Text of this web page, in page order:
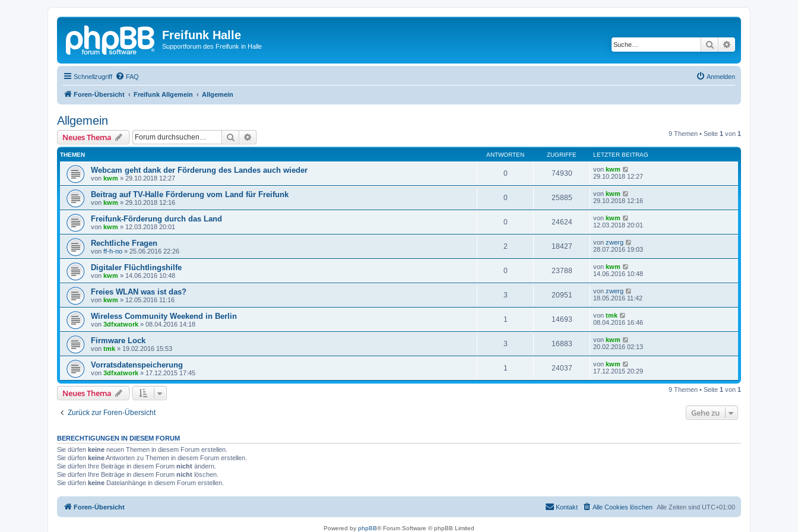
Freifunk Halle
Supportforum des Freifunk in Halle Suche
Schnellzugriff FAQ Anmelden
Foren-Übersicht Freifunk Allgemein Allgemein
Allgemein
Neues Thema Suche 9 Themen • Seite 1 von 1
THEMEN ANTWORTEN ZUGRIFFE LETZTER BEITRAG
Webcam geht dank der Förderung des Landes auch wieder
von kwm » 29.10.2018 12:27
0 74930 von kwm
29.10.2018 12:27
Beitrag auf TV-Halle Förderung vom Land für Freifunk
von kwm » 29.10.2018 12:16
0 25885 von kwm
29.10.2018 12:16
Freifunk-Förderung durch das Land
von kwm » 12.03.2018 20:01
0 24624 von kwm
12.03.2018 20:01
Rechtliche Fragen
von ff-h-no » 25.06.2016 22:26
2 18427 von zwerg
28.07.2016 19:03
Digitaler Flüchtlingshilfe
von kwm » 14.06.2016 10:48
0 23788 von kwm
14.06.2016 10:48
Freies WLAN was ist das?
von kwm » 12.05.2016 11:16
3 20951 von zwerg
18.05.2016 11:42
Wireless Community Weekend in Berlin
von 3dfxatwork » 08.04.2016 14:18
1 14693 von tmk
08.04.2016 16:46
Firmware Lock
von tmk » 19.02.2016 15:53
3 16883 von kwm
20.02.2016 02:13
Vorratsdatenspeicherung
von 3dfxatwork » 17.12.2015 17:45
1 24037 von kwm
17.12.2015 20:29
Neues Thema 9 Themen • Seite 1 von 1
Zurück zur Foren-Übersicht Gehe zu
BERECHTIGUNGEN IN DIESEM FORUM
Sie dürfen keine neuen Themen in diesem Forum erstellen.
Sie dürfen keineAntworten zu Themen in diesem Forum erstellen.
Sie dürfen Ihre Beiträge in diesem Forum nicht ändern.
Sie dürfen Ihre Beiträge in diesem Forum nicht löschen.
Sie dürfen keine Dateianhänge in diesem Forum erstellen.
Foren-Übersicht Alle Zeiten sind UTC+01:00
Alle Cookies löschen
Kontakt
Powered by phpBB® Forum Software © phpBB Limited